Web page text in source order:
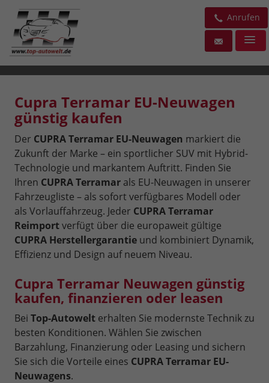
Anrufen
Cupra Terramar EU-Neuwagen
günstig kaufen
Der CUPRA Terramar EU-Neuwagen markiert die
Zukunft der Marke – ein sportlicher SUV mit Hybrid-
Technologie und markantem Auftritt. Finden Sie
Ihren CUPRA Terramar als EU-Neuwagen in unserer
Fahrzeugliste – als sofort verfügbares Modell oder
als Vorlauffahrzeug. Jeder CUPRA Terramar
Reimportverfügt über die europaweit gültige
CUPRA Herstellergarantie und kombiniert Dynamik,
Effizienz und Design auf neuem Niveau.
Cupra Terramar Neuwagen günstig
kaufen, finanzieren oder leasen
Bei Top-Autowelt erhalten Sie modernste Technik zu
besten Konditionen. Wählen Sie zwischen
Barzahlung, Finanzierung oder Leasing und sichern
Sie sich die Vorteile eines CUPRA Terramar EU-
Neuwagens.